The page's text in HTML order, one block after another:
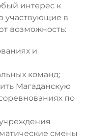
интерес к
участвующие в
возможность:
и
команд;
Магаданскую
по
смены